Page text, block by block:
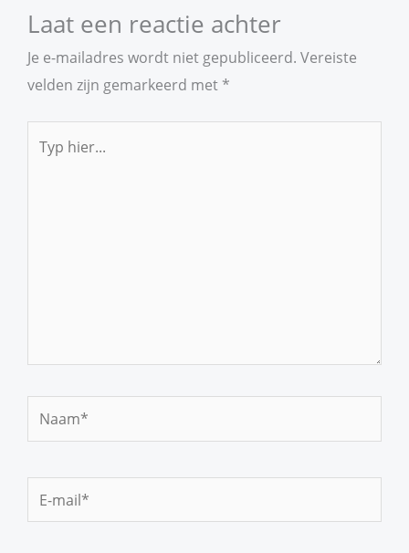
Laat een reactie achter
Je e-mailadres wordt niet gepubliceerd. Vereiste
velden zijn gemarkeerd met *
hier...
Naam*
mail*